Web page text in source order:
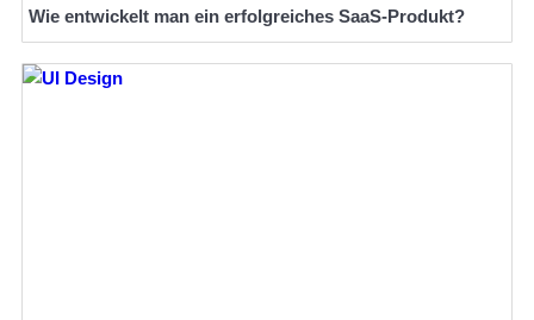
Wie entwickelt man ein erfolgreiches SaaS-Produkt?